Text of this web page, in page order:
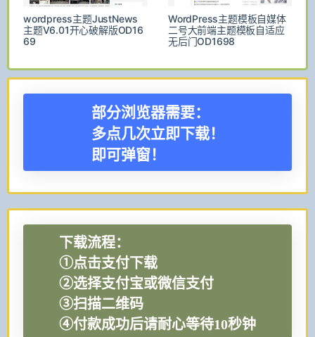
wordpress主题JustNews
主题V6.01开心破解版OD16
69
WordPress主题模板自媒体
二号大前端主题模板自适应
无后门OD1698
部分浏览器需要：
多点几次立即下载！
即可弹窗！
下载流程：
①点击支付下载
②选择支付宝或微信支付
③扫描二维码
④付款成功后请耐心等待10秒钟